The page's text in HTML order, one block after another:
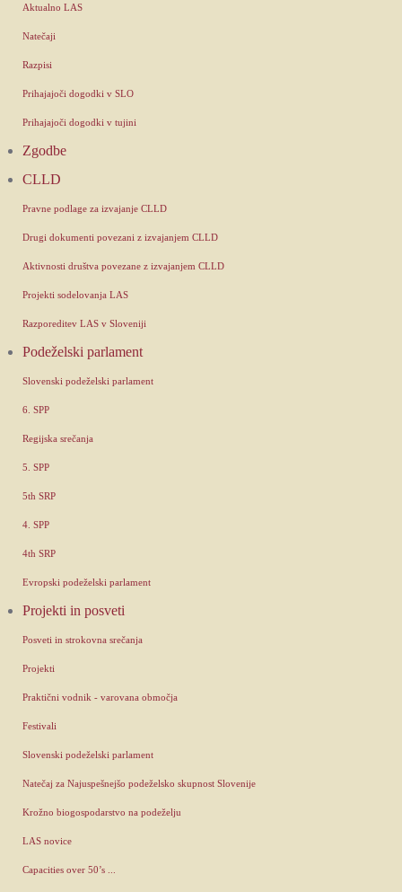
Aktualno LAS
Natečaji
Razpisi
Prihajajoči dogodki v SLO
Prihajajoči dogodki v tujini
Zgodbe
CLLD
Pravne podlage za izvajanje CLLD
Drugi dokumenti povezani z izvajanjem CLLD
Aktivnosti društva povezane z izvajanjem CLLD
Projekti sodelovanja LAS
Razporeditev LAS v Sloveniji
Podeželski parlament
Slovenski podeželski parlament
6. SPP
Regijska srečanja
5. SPP
5th SRP
4. SPP
4th SRP
Evropski podeželski parlament
Projekti in posveti
Posveti in strokovna srečanja
Projekti
Praktični vodnik - varovana območja
Festivali
Slovenski podeželski parlament
Natečaj za Najuspešnejšo podeželsko skupnost Slovenije
Krožno biogospodarstvo na podeželju
LAS novice
Capacities over 50’s ...